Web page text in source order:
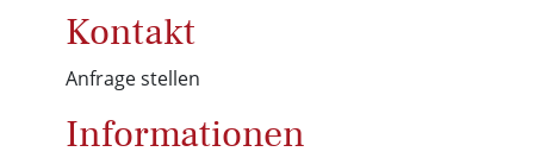
Kontakt
Anfrage stellen
Informationen